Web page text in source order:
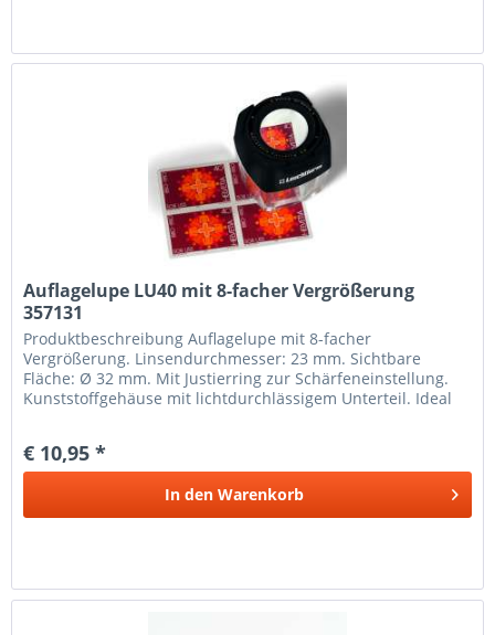
Auflagelupe LU40 mit 8-facher Vergrößerung
357131
Produkt­beschreibung Auflagelupe mit 8-facher
Vergrößerung. Linsendurchmesser: 23 mm. Sichtbare
Fläche: Ø 32 mm. Mit Justierring zur Schärfeneinstellung.
Kunststoffgehäuse mit lichtdurchlässigem Unterteil. Ideal
€ 10,95 *
In den Warenkorb